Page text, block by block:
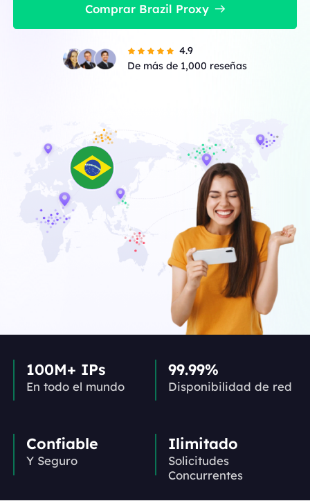
Comprar Brazil Proxy
4.9
De más de 1,000 reseñas
100M+ IPs
En todo el mundo
99.99%
Disponibilidad de red
Confiable
Y Seguro
Ilimitado
Solicitudes
Concurrentes